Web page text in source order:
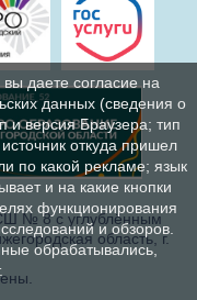
№ 8 с углублённым
область, г.
даете согласие на
данных (сведения о
и версия Браузера; тип
откуда пришел
по какой рекламе; язык
и на какие кнопки
функционирования
и обзоров.
обрабатывались,